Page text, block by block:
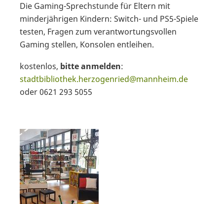
Die Gaming-Sprechstunde für Eltern mit
minderjährigen Kindern: Switch- und PS5-Spiele
testen, Fragen zum verantwortungsvollen
Gaming stellen, Konsolen entleihen.
kostenlos, bitte anmelden:
stadtbibliothek.herzogenried@mannheim.de
oder 0621 293 5055